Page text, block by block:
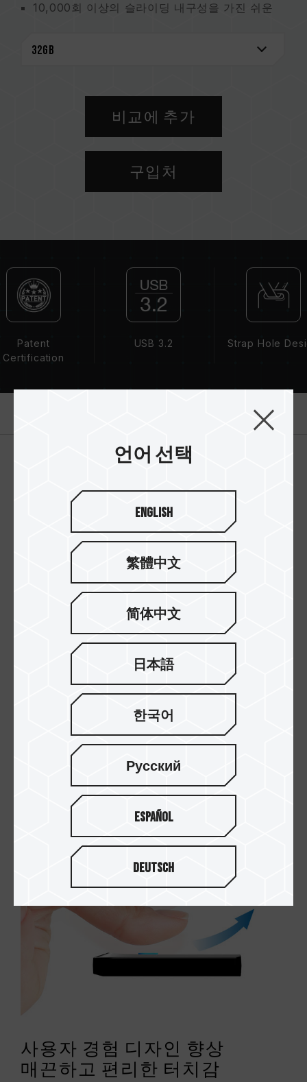
10,000회 이상의 슬라이딩 내구성을 가진 쉬운
USB 2.0/USB 1.1 전송 인터페이스와 하향호환
비교에 추가
구입처
Patent
Certification
USB 3.2 Strap Hole
업계에서 가장 가벼운 극도의 장
무광 샌드 블러스팅 및 미러 디자인, 안개가 대비되
는 표면 디자인 사용은 입체감을 향상시켜 매력적인
섬세함과 특별한 느낌을 더합니다. 깔끔하고 단정한
스포츠카 숄더 라인은 전체적인 외관을 더욱 텐션있
게 만들어 스포츠카 같은 디자인 미학을 선사합니
다. 측면 바디는 9.5mm로 매우 가볍고 얇으며 깔끔
한 속도감을 자아낸다.
사용자 경험 디자인 향상
매끈하고 편리한 터치감
언어 선택
English
繁體中文
简体中文
日本語
한국어
Русский
Español
Deutsch